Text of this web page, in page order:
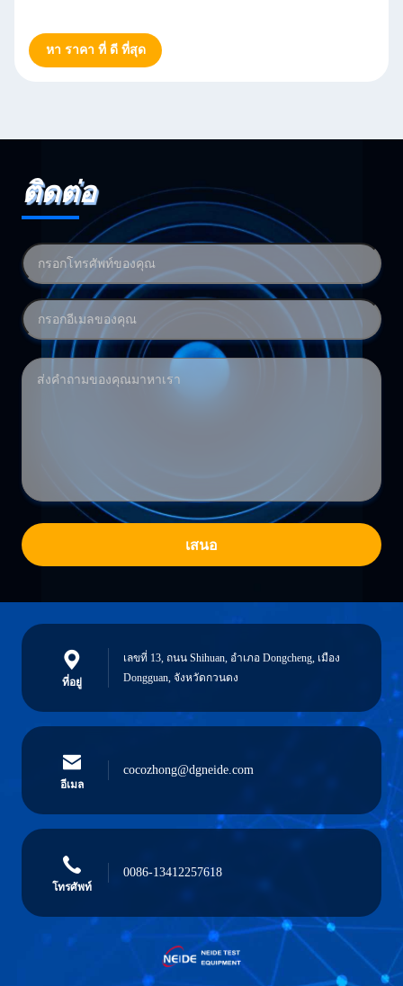
หา ราคา ที่ ดี ที่สุด
ติดต่อ
เสนอ
ที่อยู่
เลขที่ 13, ถนน Shihuan, อําเภอ Dongcheng, เมือง
Dongguan, จังหวัดกวนดง
อีเมล
cocozhong@dgneide.com
โทรศัพท์
0086-13412257618